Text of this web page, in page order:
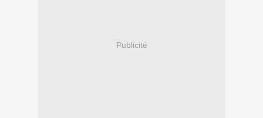
Publicité